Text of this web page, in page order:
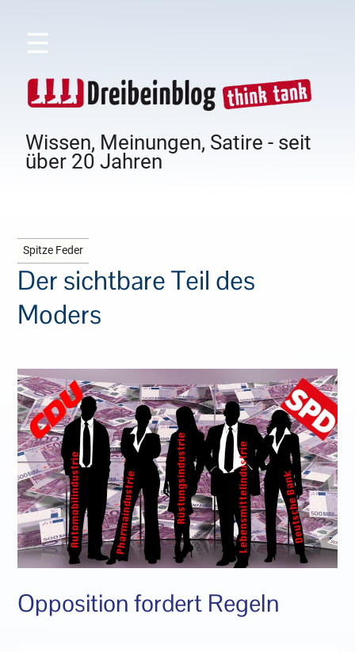
☰
Wissen, Meinungen, Satire - seit
über 20 Jahren
Spitze Feder
Der sichtbare Teil des
Moders
Opposition fordert Regeln